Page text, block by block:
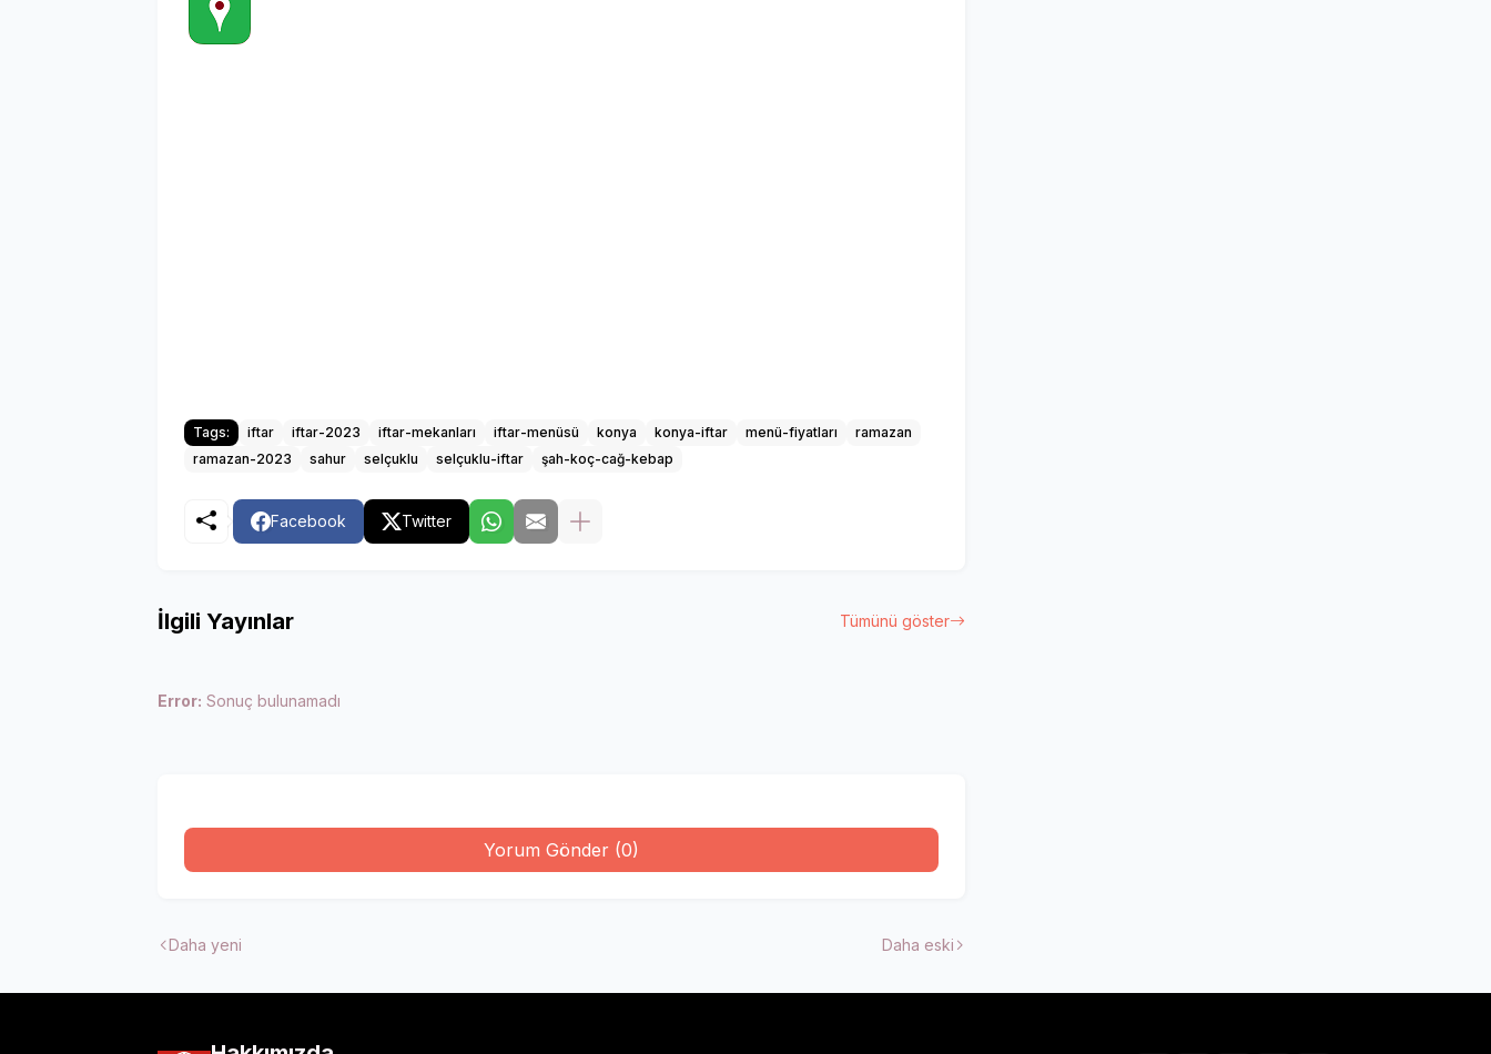
Tags: iftar iftar-2023 iftar-mekanları iftar-menüsü konya konya-iftar menü-fiyatları
ramazan
ramazan-2023
sahur selçuklu selçuklu-iftar şah-koç-cağ-kebap
Facebook Twitter
İlgili Yayınlar Tümünü göster
Error: Sonuç bulunamadı
Yorum Gönder (0)
Daha yeni Daha eski